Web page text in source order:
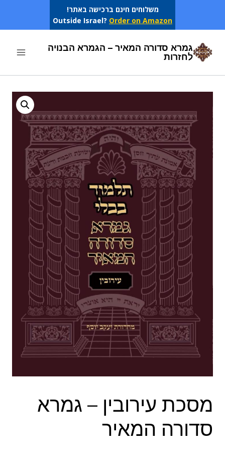
משלוחים חינם ברכישה באתר!
Outside Israel? Order on Amazon
גמרא סדורה המאיר – הגמרא הבנויה
לחזרות
מסכת עירובין – גמרא
סדורה המאיר